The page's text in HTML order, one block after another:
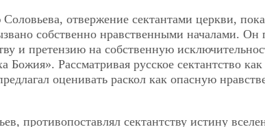
отвержение сектантами церкви,
собственно нравственными началами. Он
и претензию на собственную
Рассматривая русское сектантство
оценивать раскол как опасную
противопоставлял сектантству истину